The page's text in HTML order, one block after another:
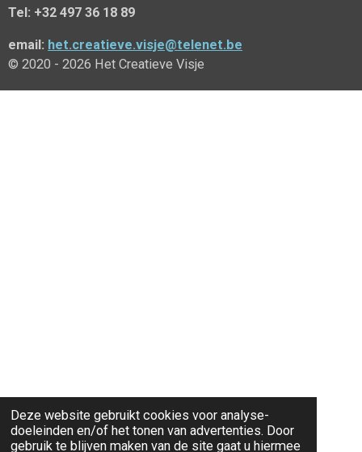
Deze website gebruikt cookies voor analyse-
doeleinden en/of het tonen van advertenties. Door
gebruik te blijven maken van de site gaat u hiermee
Tel: +32 497 36 18 89
email: het.creatieve.visje@telenet.be
© 2020 - 2026 Het Creatieve Visje